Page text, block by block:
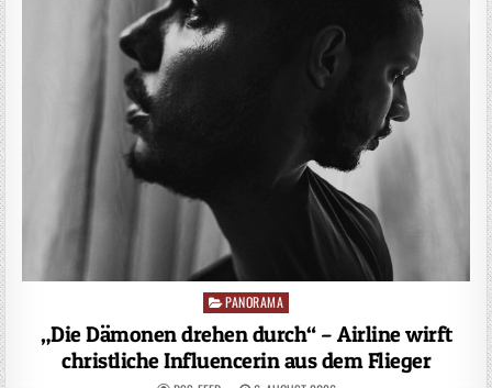
Posted
in
PANORAMA
„Die Dämonen drehen durch“ – Airline wirft
christliche Influencerin aus dem Flieger